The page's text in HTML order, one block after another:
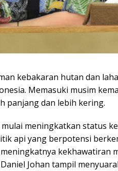
kebakaran hutan dan
Memasuki musim
panjang dan lebih kering.
meningkatkan status
api yang berpotensi
kekhawatiran
Daniel Johan tampil